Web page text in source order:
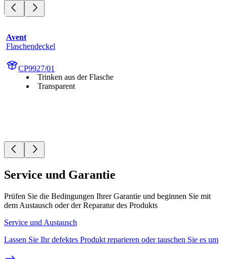
Avent
Flaschendeckel
CP9927/01
Trinken aus der Flasche
Transparent
Service und Garantie
Prüfen Sie die Bedingungen Ihrer Garantie und beginnen Sie mit
dem Austausch oder der Reparatur des Produkts
Service und Austausch
Lassen Sie Ihr defektes Produkt reparieren oder tauschen Sie es um